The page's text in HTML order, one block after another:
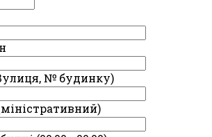
№ будинку)